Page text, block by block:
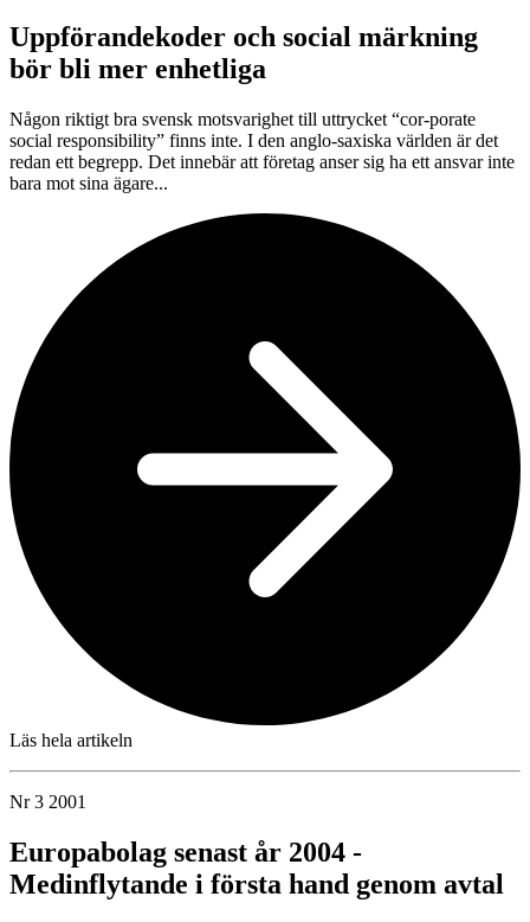
Uppförandekoder och social märkning
bör bli mer enhetliga
Någon riktigt bra svensk motsvarighet till uttrycket “cor-porate
social responsibility” finns inte. I den anglo-saxiska världen är det
redan ett begrepp. Det innebär att företag anser sig ha ett ansvar inte
bara mot sina ägare...
Läs hela artikeln
Nr 3 2001
Europabolag senast år 2004 -
Medinflytande i första hand genom avtal